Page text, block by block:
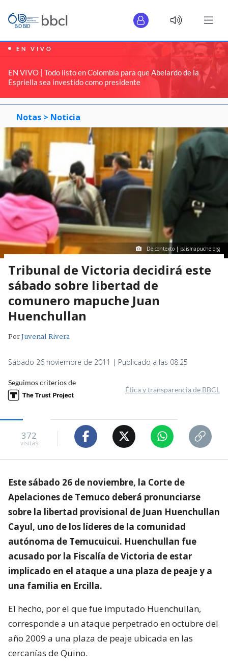
EN VIVO
EN VIVO | Todo listo en Colombia para que Abelardo de la
Espriella sea investido como presidente
Notas > Noticia
De contexto | paismapuche.org
Tribunal de Victoria decidirá este
sábado sobre libertad de
comunero mapuche Juan
Huenchullan
PorJuvenal Rivera
Sábado 26 noviembre de 2011 | Publicado a las 08:25
Seguimos criterios de
Ética y transparencia de BBCL
372
visitas
Este sábado 26 de noviembre, la Corte de
Apelaciones de Temuco deberá pronunciarse
sobre la libertad provisional de Juan Huenchullan
Cayul, uno de los líderes de la comunidad
autónoma de Temucuicui. Huenchullan fue
acusado por la Fiscalía de Victoria de estar
implicado en el ataque a una plaza de peaje y a
una familia en Ercilla.
El hecho, por el que fue imputado Huenchullan,
corresponde a un ataque perpetrado en octubre del
año 2009 a una plaza de peaje ubicada en las
cercanías de Quino.